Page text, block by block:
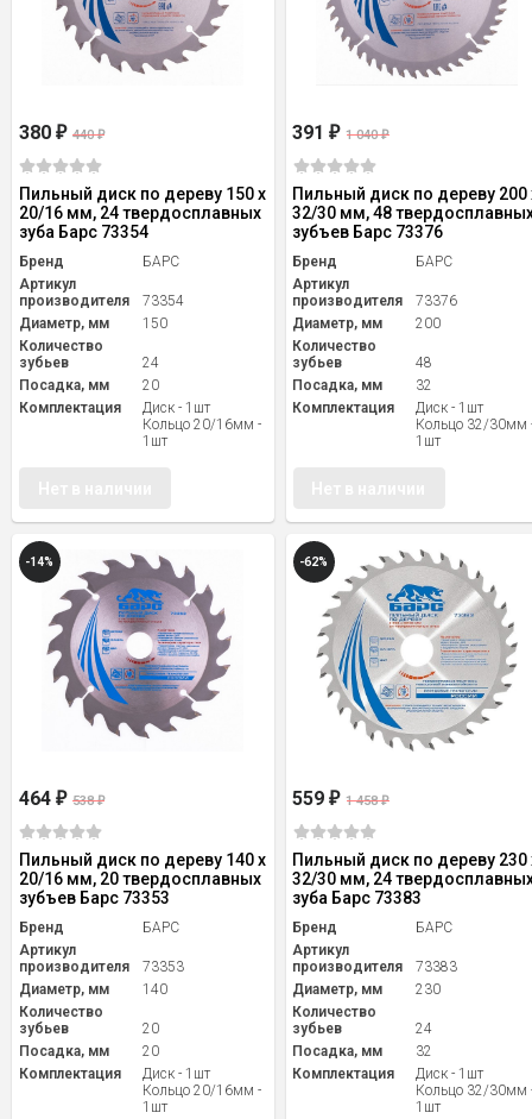
380 ₽ 440₽
Пильный диск по дереву 150 x
20/16 мм, 24 твердосплавных
зуба Барс 73354
Бренд
БАРС
Артикул
производителя
73354
Диаметр, мм
150
Количество
зубьев
24
Посадка, мм
20
Комплектация
Диск - 1шт
Кольцо 20/16мм -
1шт
391₽ 1 040₽
Пильный диск по дереву 200
32/30 мм, 48
зубъев Барс 73376
Бренд
БАРС
Артикул
производителя
73376
Диаметр, мм
200
Количество
зубьев
48
Посадка, мм
32
Комплектация
Диск - 1шт
Кольцо 32/30мм
1шт
-14%
464 ₽ 538₽
Пильный диск по дереву 140 x
20/16 мм, 20 твердосплавных
зубъев Барс 73353
Бренд
БАРС
Артикул
производителя
73353
Диаметр, мм
140
Количество
зубьев
20
Посадка, мм
20
Комплектация
Диск - 1шт
Кольцо 20/16мм -
1шт
-62%
559₽ 1 458₽
Пильный диск по дереву 230
32/30 мм, 24
зуба Барс 73383
Бренд
БАРС
Артикул
производителя
73383
Диаметр, мм
230
Количество
зубьев
24
Посадка, мм
32
Комплектация
Диск - 1шт
Кольцо 32/30мм
1шт